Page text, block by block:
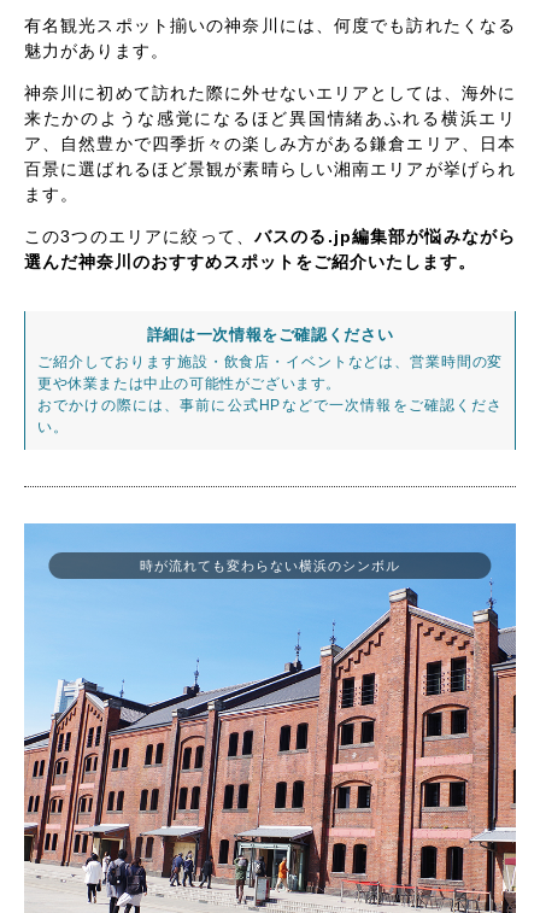
有名観光スポット揃いの神奈川には、何度でも訪れたくなる
魅力があります。
神奈川に初めて訪れた際に外せないエリアとしては、海外に
来たかのような感覚になるほど異国情緒あふれる横浜エリ
ア、自然豊かで四季折々の楽しみ方がある鎌倉エリア、日本
百景に選ばれるほど景観が素晴らしい湘南エリアが挙げられ
ます。
この3つのエリアに絞って、 バスのる.jp編集部が悩みながら
選んだ神奈川のおすすめスポットをご紹介いたします。
詳細は一次情報をご確認ください
ご紹介しております施設・飲食店・イベントなどは、営業時間の変
更や休業または中止の可能性がございます。
おでかけの際には、事前に公式HPなどで一次情報をご確認くださ
い。
時が流れても変わらない横浜のシンボル